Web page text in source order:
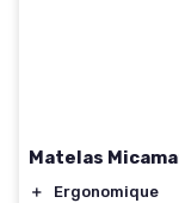
Matelas
＋
Ergonomique